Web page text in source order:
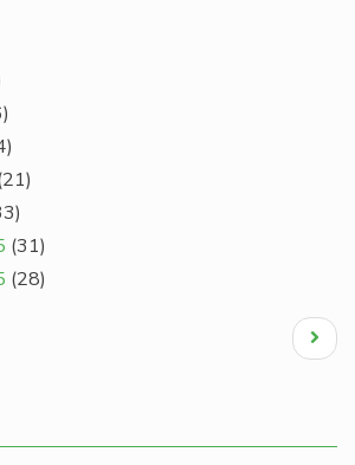
(31)
(28)
Next
page